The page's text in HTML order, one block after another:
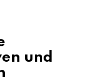
und